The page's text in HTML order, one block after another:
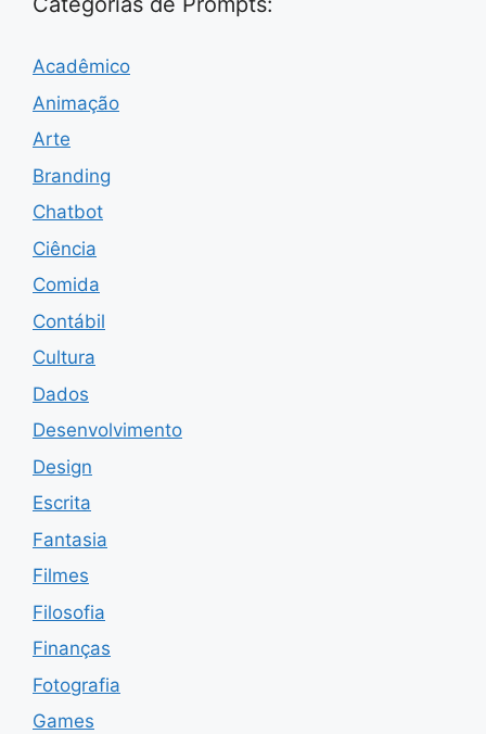
Acadêmico
Animação
Arte
Branding
Chatbot
Ciência
Comida
Contábil
Cultura
Dados
Desenvolvimento
Design
Escrita
Fantasia
Filmes
Filosofia
Finanças
Fotografia
Games